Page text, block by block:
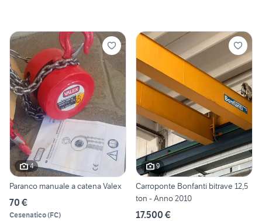
4
Paranco manuale a catena Valex
70 €
Cesenatico(FC)
9
Carroponte Bonfanti bitrave 12,5
ton - Anno 2010
17.500 €